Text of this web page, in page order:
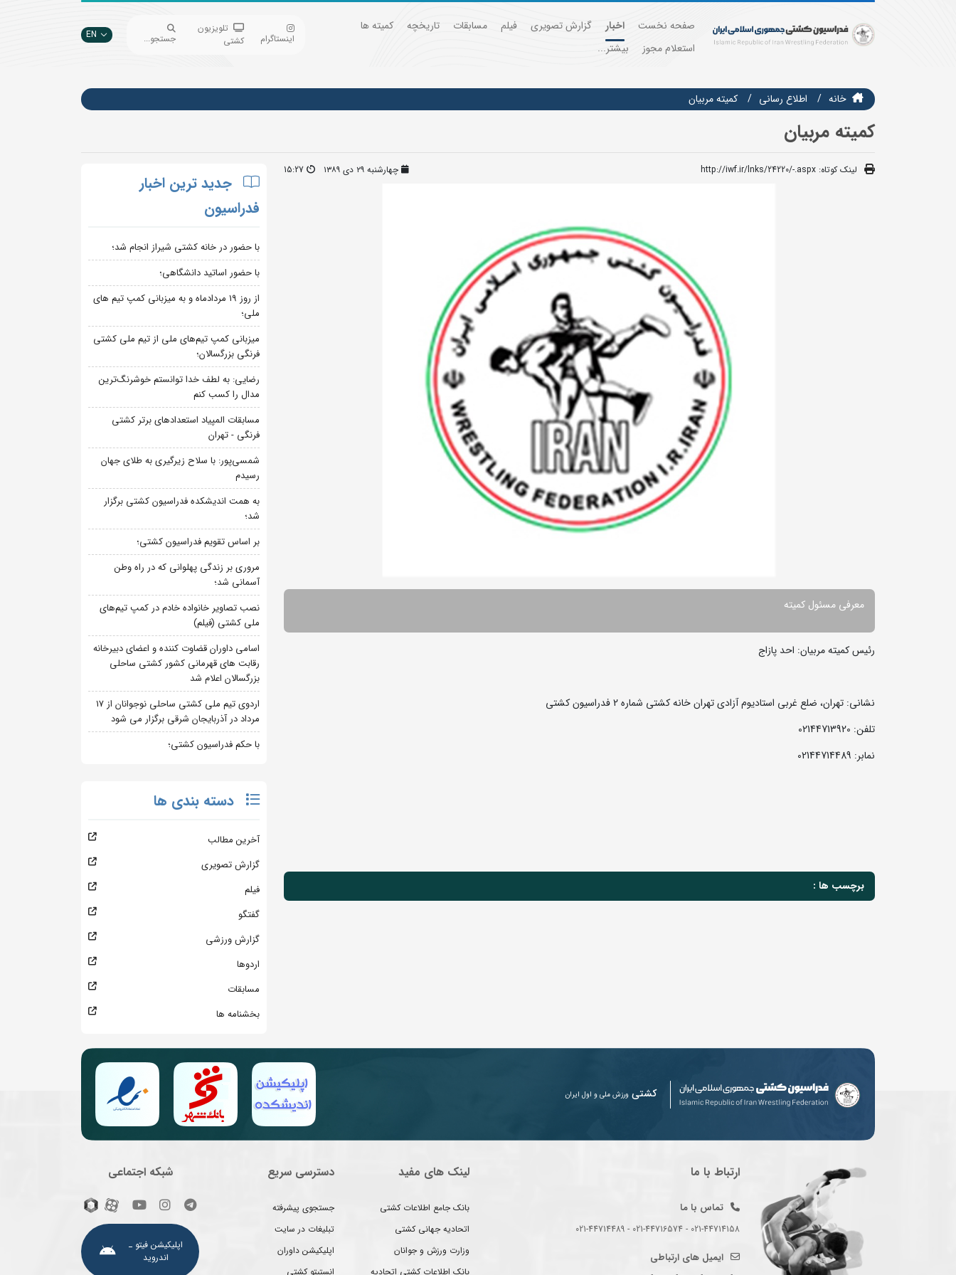
صفحه نخست اخبار گزارش تصویری فیلم مسابقات تاریخچه
کمیته ها
استعلام مجوز
بیشتر...
اینستاگرام
تلویزیون
کشتی
جستجو... EN
خانه اطلاع رسانی كميته مربيان
کمیته مربیان
لینک کوتاه: http://iwf.ir/lnks/24220/-.aspx چهارشنبه ۲۹ دی ۱۳۸۹ 15:27
معرفی مسئول کمیته
رئیس کمیته مربیان: احد پازاج
نشانی: تهران، ضلع غربی استادیوم آزادی تهران خانه کشتی شماره 2 فدراسیون کشتی
تلفن: 02144713920
نمابر: 02144714489
برچسب ها :
جدید ترین اخبار
فدراسیون
با حضور در خانه کشتی شیراز انجام شد؛
با حضور اساتید دانشگاهی؛
از روز 19 مردادماه و به میزبانی کمپ تیم های
ملی؛
میزبانی کمپ تیم‌های ملی از تیم ملی کشتی
فرنگی بزرگسالان؛
رضایی: به لطف خدا توانستم خوشرنگ‌ترین
مدال را کسب کنم
مسابقات المپیاد استعدادهای برتر کشتی
فرنگی - تهران
شمسی‌پور: با سلاح زیرگیری به طلای جهان
رسیدم
به همت اندیشکده فدراسیون کشتی برگزار
شد؛
بر اساس تقویم فدراسیون کشتی؛
مروری بر زندگی پهلوانی که در راه وطن
آسمانی شد؛
نصب تصاویر خانواده خادم در کمپ تیم‌های
ملی کشتی (فیلم)
اسامی داوران قضاوت کننده و اعضای دبیرخانه
رقابت های قهرمانی کشور کشتی ساحلی
بزرگسالان اعلام شد
اردوی تیم ملی کشتی ساحلی نوجوانان از 17
مرداد در آذربایجان شرقی برگزار می شود
با حکم فدراسیون کشتی؛
دسته بندی ها
آخرین مطالب
گزارش تصویری
فیلم
گفتگو
گزارش ورزشی
اردوها
مسابقات
بخشنامه ها
کشتی ورزش ملی و اول ایران
ارتباط با ما
تماس با ما
021-44714158 - 021-44716574 - 021-44714489
ایمیل های ارتباطی
لینک های مفید
بانک جامع اطلاعات کشتی
اتحادیه جهانی کشتی
وزارت ورزش و جوانان
بانک اطلاعات کشتی اتحادیه
دسترسی سریع
جستجوی پیشرفته
تبلیغات در سایت
اپلیکیشن داوران
انستیتو کشتی
شبکه اجتماعی
اپلیکیشن فیتو ـ
اندروید